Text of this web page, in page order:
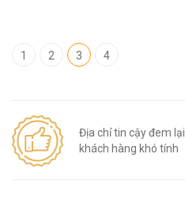
1 2 3 4
Địa chỉ tin cậy đem
khách hàng khó tính